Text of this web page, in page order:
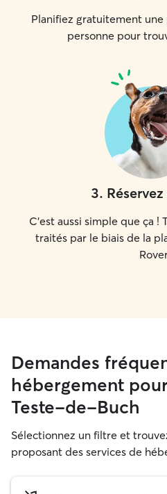
Planifiez gratuitement
personne pour
3.
C'est aussi simple que ça !
traités par le biais de la
Demandes
hébergement
Teste-de-Buch
Sélectionnez un filtre et
proposant des services de